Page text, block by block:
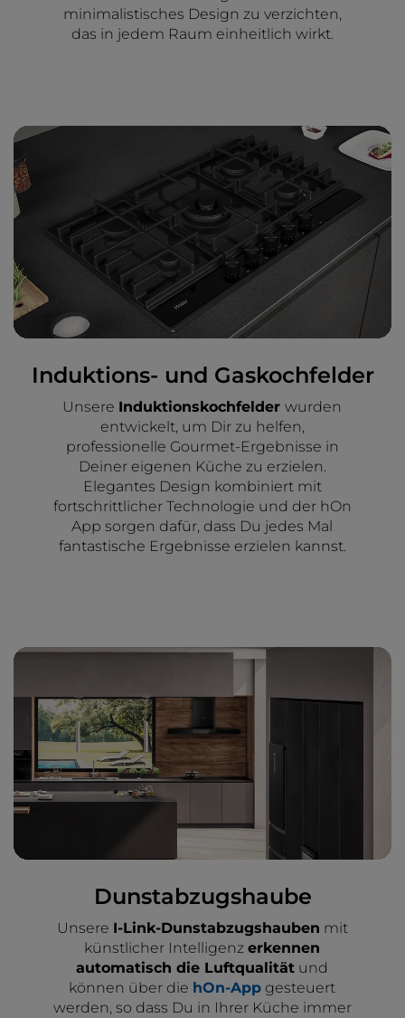
minimalistisches Design zu verzichten,
das in jedem Raum einheitlich wirkt.
Induktions- und Gaskochfelder
Unsere Induktionskochfelderwurden
entwickelt, um Dir zu helfen,
professionelle Gourmet-Ergebnisse in
Deiner eigenen Küche zu erzielen.
Elegantes Design kombiniert mit
fortschrittlicher Technologie und der hOn
App sorgen dafür, dass Du jedes Mal
fantastische Ergebnisse erzielen kannst.
Dunstabzugshaube
Unsere I-Link-Dunstabzugshauben mit
künstlicher Intelligenzerkennen
automatisch die Luftqualität und
können über die hOn-App gesteuert
werden, so dass Du in Ihrer Küche immer